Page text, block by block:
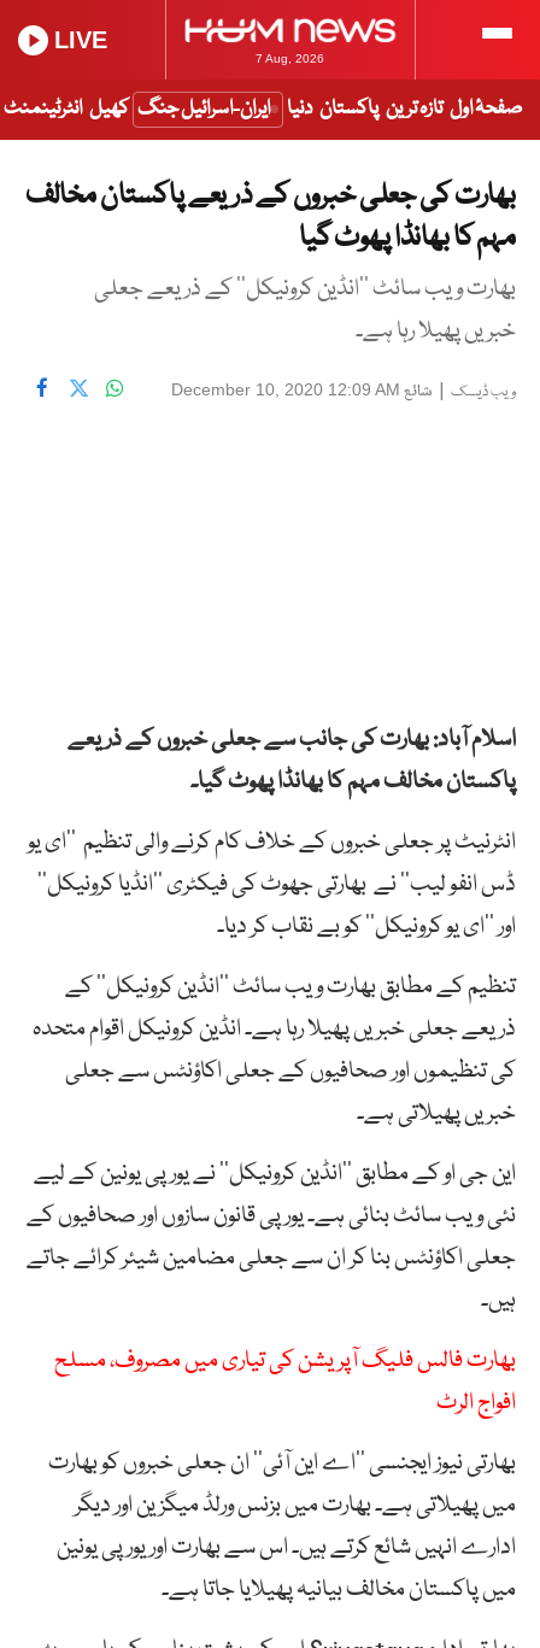
7 Aug, 2026
LIVE
صفحۂ اول تازہ ترین پاکستان دنیا ایران-اسرائیل جنگ کھیل انٹرٹینمنٹ
بھارت کی جعلی خبروں کے ذریعے پاکستان مخالف
مہم کا بھانڈا پھوٹ گیا
بھارت ویب سائٹ ’’انڈین کرونیکل‘‘ کے ذریعے جعلی
خبریں پھیلا رہا ہے۔
ویب ڈیسک | شائع December 10, 2020 12:09 AM
اسلام آباد: بھارت کی جانب سے جعلی خبروں کے ذریعے
پاکستان مخالف مہم کا بھانڈا پھوٹ گیا۔
انٹرنیٹپرجعلیخبروںکےخلافکامکرنےوالیتنظیم ’’اییو
ڈسانفولیب‘‘نے بھارتیجھوٹکیفیکٹری’’انڈیاکرونیکل‘‘
اور ’’اییوکرونیکل‘‘کوبےنقابکردیا۔
تنظیمکےمطابقبھارتویبسائٹ’’انڈینکرونیکل‘‘ کے
ذریعےجعلیخبریںپھیلارہاہے۔انڈینکرونیکلاقواممتحدہ
کیتنظیموںاورصحافیوںکےجعلیاکاؤنٹسسےجعلی
خبریںپھیلاتیہے۔
اینجیاوکےمطابق’’انڈینکرونیکل‘‘نےیورپییونینکےلیے
نئیویبسائٹبنائیہے۔یورپیقانونسازوںاورصحافیوںکے
جعلیاکاؤنٹسبناکرانسےجعلیمضامینشیئرکرائےجاتے
ہیں۔
بھارت فالس فلیگ آپریشن کی تیاری میں مصروف، مسلح
افواج الرٹ
بھارتینیوزایجنسی’’اےاینآئی‘‘انجعلیخبروںکوبھارت
میںپھیلاتیہے۔بھارتمیںبزنسورلڈمیگزیناوردیگر
ادارےانہیںشائعکرتےہیں۔اسسےبھارتاوریورپییونین
میںپاکستانمخالفبیانیہپھیلایاجاتاہے۔